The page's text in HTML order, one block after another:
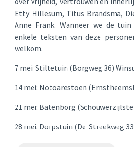
Etty Hillesum, Titus Brandsma,
Anne Frank. Wanneer we de
enkele teksten van deze
welkom.
7 mei: Stiltetuin (Borgweg 36)
14 mei: Notoarestoen
21 mei: Batenborg
28 mei: Dorpstuin (De Streekweg